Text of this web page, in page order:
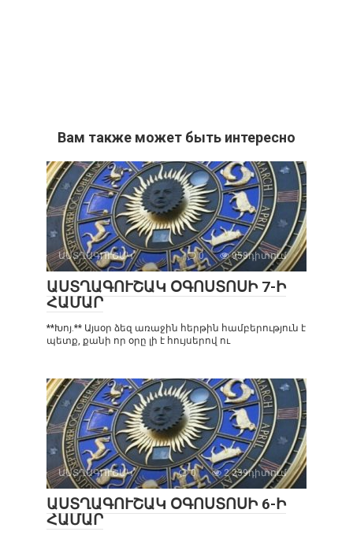
Вам также может быть интересно
ԱՍՏՂԱԳՈՒՇԱԿ 0 958դիտում
ԱՍՏՂԱԳՈՒՇԱԿ ՕԳՈՍՏՈՍԻ 7-Ի
ՀԱՄԱՐ
**Խոյ.** Այսօր ձեզ առաջին հերթին համբերություն է
պետք, քանի որ օրը լի է հույսերով ու
ԱՍՏՂԱԳՈՒՇԱԿ 0 2 239դիտում
ԱՍՏՂԱԳՈՒՇԱԿ ՕԳՈՍՏՈՍԻ 6-Ի
ՀԱՄԱՐ